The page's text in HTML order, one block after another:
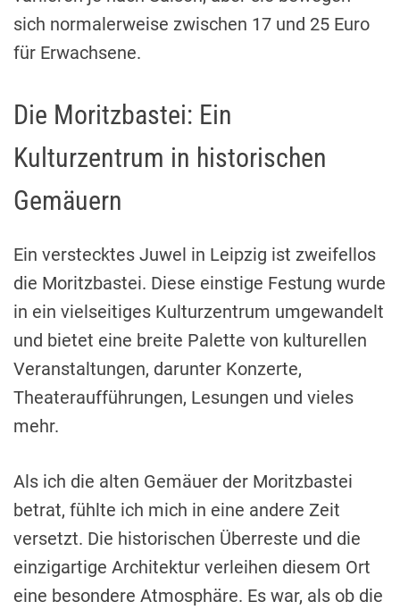
sich normalerweise zwischen 17 und 25 Euro
für Erwachsene.
Die Moritzbastei: Ein
Kulturzentrum in historischen
Gemäuern
Ein verstecktes Juwel in Leipzig ist zweifellos
die Moritzbastei. Diese einstige Festung wurde
in ein vielseitiges Kulturzentrum umgewandelt
und bietet eine breite Palette von kulturellen
Veranstaltungen, darunter Konzerte,
Theateraufführungen, Lesungen und vieles
mehr.
Als ich die alten Gemäuer der Moritzbastei
betrat, fühlte ich mich in eine andere Zeit
versetzt. Die historischen Überreste und die
einzigartige Architektur verleihen diesem Ort
eine besondere Atmosphäre. Es war, als ob die